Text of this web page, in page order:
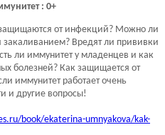
: 0+
от инфекций? Можно ли
Вредят ли прививки
ли иммунитет у младенцев и как
болезней? Как защищается от
иммунитет работает очень
и другие вопросы!
book/ekaterina-umnyakova/kak-